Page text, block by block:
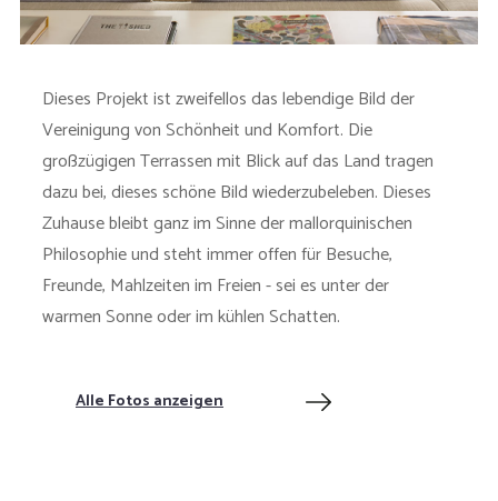
Dieses Projekt ist zweifellos das lebendige Bild der
Vereinigung von Schönheit und Komfort. Die
großzügigen Terrassen mit Blick auf das Land tragen
dazu bei, dieses schöne Bild wiederzubeleben. Dieses
Zuhause bleibt ganz im Sinne der mallorquinischen
Philosophie und steht immer offen für Besuche,
Freunde, Mahlzeiten im Freien - sei es unter der
warmen Sonne oder im kühlen Schatten.
Alle Fotos anzeigen